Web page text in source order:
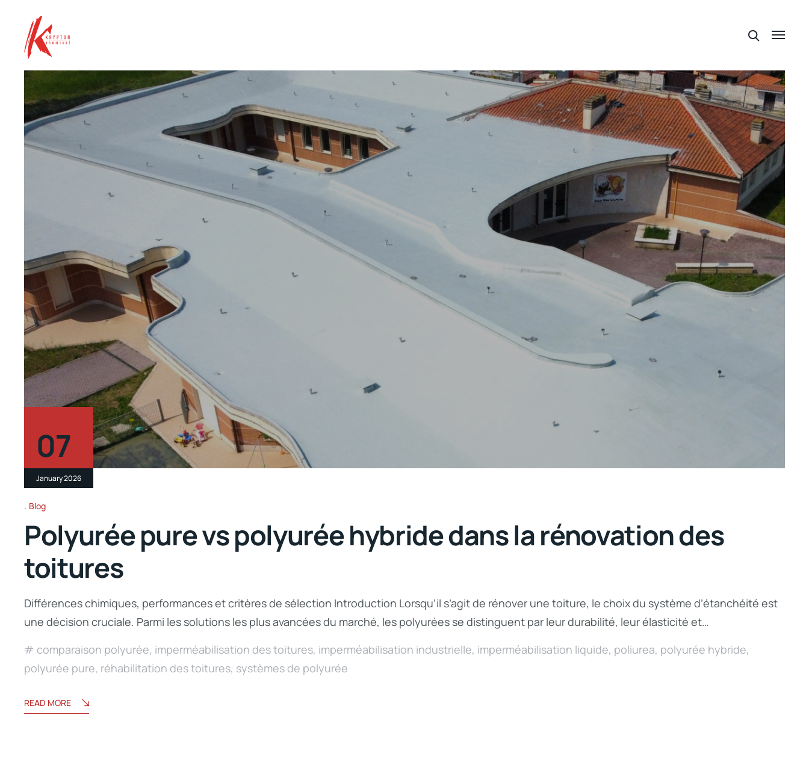
07
January 2026
Blog
Polyurée pure vs polyurée hybride dans la rénovation des
toitures
Différences chimiques, performances et critères de sélection Introduction Lorsqu’il s’agit de rénover une toiture, le choix du système d’étanchéité est
une décision cruciale. Parmi les solutions les plus avancées du marché, les polyurées se distinguent par leur durabilité, leur élasticité et…
comparaison polyurée, imperméabilisation des toitures, imperméabilisation industrielle, imperméabilisation liquide, poliurea, polyurée hybride,
polyurée pure, réhabilitation des toitures, systèmes de polyurée
READ MORE